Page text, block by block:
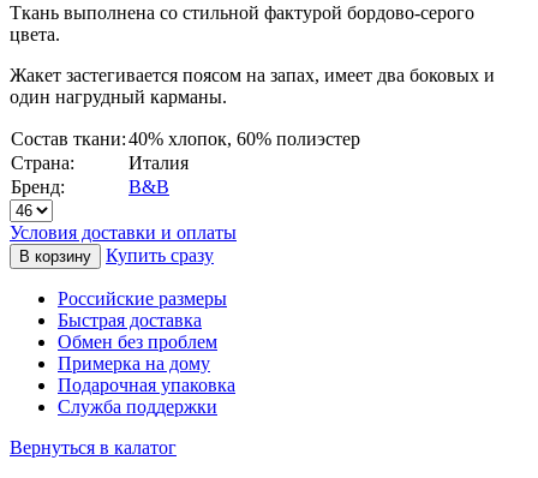
Ткань выполнена со стильной фактурой бордово-серого
цвета.
Жакет застегивается поясом на запах, имеет два боковых и
один нагрудный карманы.
Состав ткани:40% хлопок, 60% полиэстер
Страна:
Италия
Бренд:
B&B
Условия доставки и оплаты
Купить сразу
Российские размеры
Быстрая доставка
Обмен без проблем
Примерка на дому
Подарочная упаковка
Служба поддержки
Вернуться в калатог